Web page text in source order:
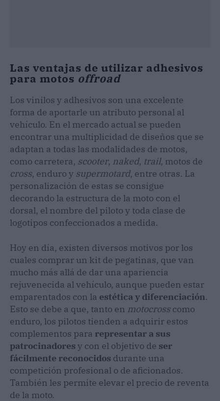
Las ventajas de utilizar adhesivos
para motos offroad
Los vinilos y adhesivos son una excelente
forma de aportarle un atributo personal al
vehículo. En el mercado actual se pueden
encontrar una multiplicidad de diseños que se
adaptan a todas las modalidades de motos,
como carretera, scooter, naked, trail, motos de
cross, enduro y supermotard, entre otras. La
personalización de estas se consigue
decorando la estructura de la moto con el
dorsal, el nombre del piloto y toda clase de
logotipos confeccionados a medida.
Hoy en día, existen diversos motivos por los
cuales comprar un kit de pegatinas, que van
mucho más allá de dar una apariencia
rejuvenecida al vehículo, aunque pueden estar
emparentados con la estética y diferenciación.
Esto se debe a que, tanto en motocrosscomo
enduro, los pilotos tienden a adquirir estos
complementos para representar a sus
patrocinadores y con el objetivo de ser
fácilmente reconocidos durante una
competición profesional o de aficionados.
También les permite elevar el precio de reventa
de la moto.